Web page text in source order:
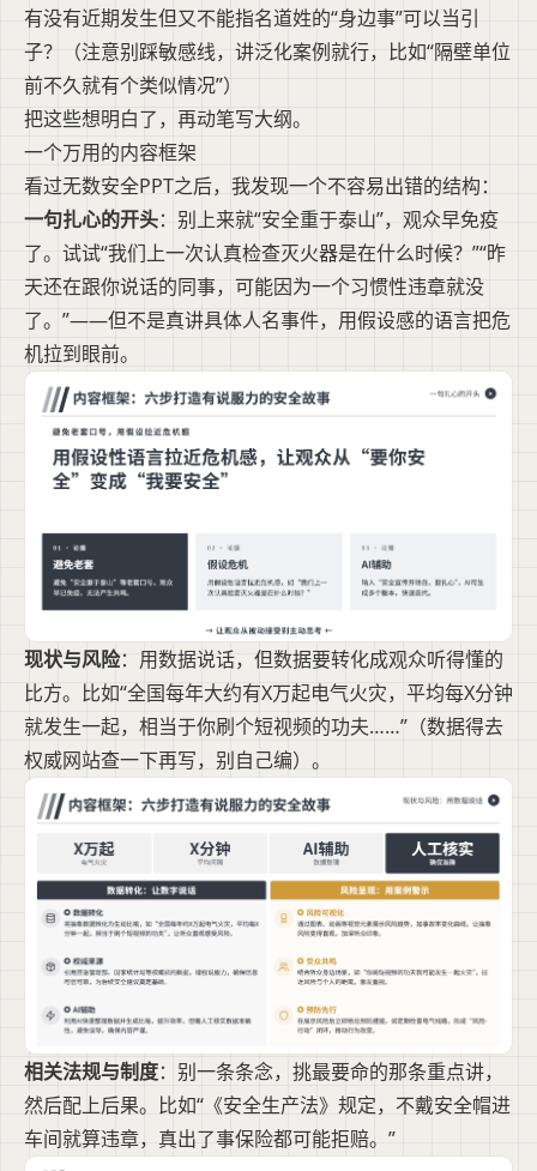
有没有近期发生但又不能指名道姓的“身边事”可以当引
子？（注意别踩敏感线，讲泛化案例就行，比如“隔壁单位
前不久就有个类似情况”）
把这些想明白了，再动笔写大纲。
一个万用的内容框架
看过无数安全PPT之后，我发现一个不容易出错的结构：
一句扎心的开头：别上来就“安全重于泰山”，观众早免疫
了。试试“我们上一次认真检查灭火器是在什么时候？”“昨
天还在跟你说话的同事，可能因为一个习惯性违章就没
了。”——但不是真讲具体人名事件，用假设感的语言把危
机拉到眼前。
现状与风险：用数据说话，但数据要转化成观众听得懂的
比方。比如“全国每年大约有X万起电气火灾，平均每X分钟
就发生一起，相当于你刷个短视频的功夫……”（数据得去
权威网站查一下再写，别自己编）。
相关法规与制度：别一条条念，挑最要命的那条重点讲，
然后配上后果。比如“《安全生产法》规定，不戴安全帽进
车间就算违章，真出了事保险都可能拒赔。”